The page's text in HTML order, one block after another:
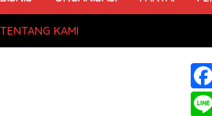
TENTANG KAMI